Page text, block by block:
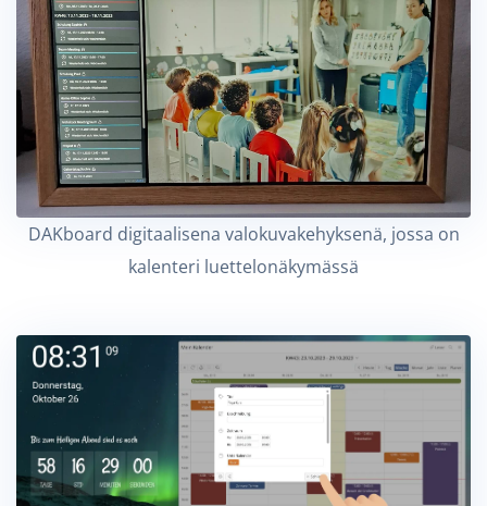
DAKboard digitaalisena valokuvakehyksenä, jossa on
kalenteri luettelonäkymässä